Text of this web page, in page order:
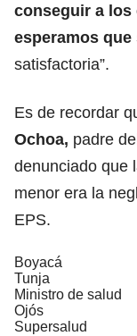
conseguir a los
esperamos que
satisfactoria”.
Es de recordar
Ochoa, padre
denunciado que
menor era la
EPS.
Boyacá
Tunja
Ministro de salud
Ojós
Supersalud